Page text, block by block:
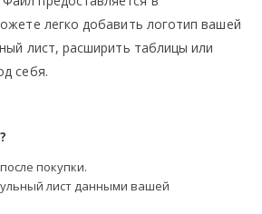
легко добавить логотип вашей
лист, расширить таблицы или
себя.
покупки.
лист данными вашей